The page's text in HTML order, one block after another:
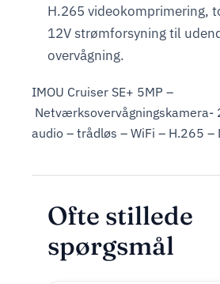
H.265 videokomprimering,
12V strømforsyning til
overvågning.
IMOU Cruiser SE+ 5MP –
audio – trådløs – WiFi – H.265 –
Ofte stillede
spørgsmål